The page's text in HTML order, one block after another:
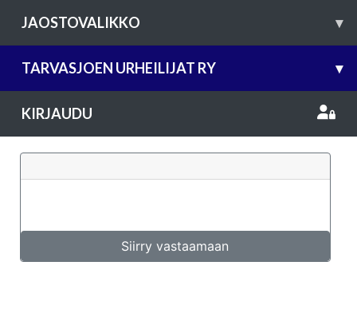
JAOSTOVALIKKO ▾
TARVASJOEN URHEILIJAT RY ▾
KIRJAUDU